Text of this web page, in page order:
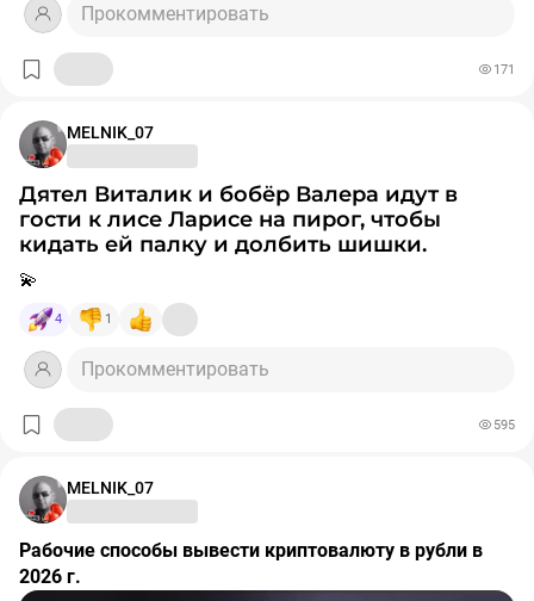
Прокомментировать
171
MELNIK_07
Дятел Виталик и бобёр Валера идут в
гости к лисе Ларисе на пирог, чтобы
кидать ей палку и долбить шишки.
💫
4 1
Прокомментировать
595
MELNIK_07
Рабочие способы вывести криптовалюту в рубли в
2026 г.